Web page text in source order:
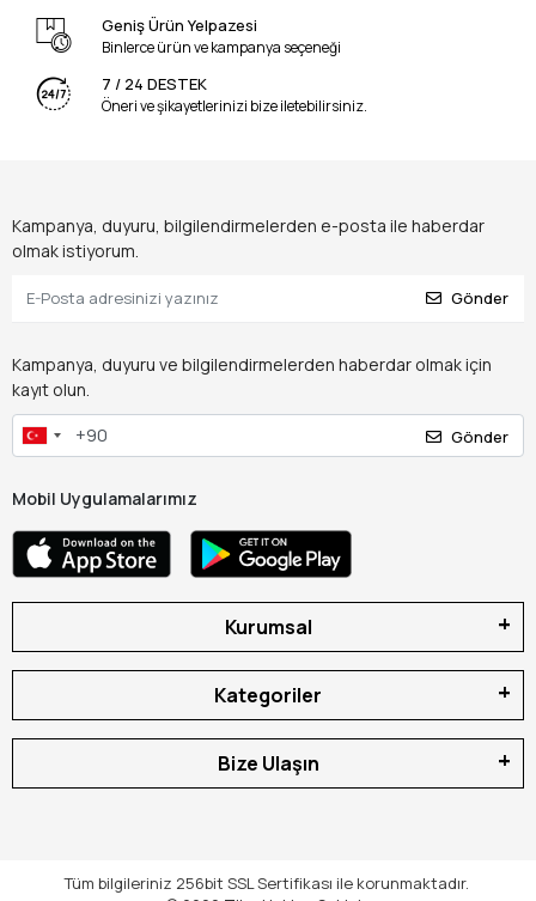
Geniş Ürün Yelpazesi
Binlerce ürün ve kampanya seçeneği
7 / 24 DESTEK
Öneri ve şikayetlerinizi bize iletebilirsiniz.
Kampanya, duyuru, bilgilendirmelerden e-posta ile haberdar
olmak istiyorum.
Gönder
Kampanya, duyuru ve bilgilendirmelerden haberdar olmak için
kayıt olun.
Gönder
Mobil Uygulamalarımız
Kurumsal
Kategoriler
Bize Ulaşın
Tüm bilgileriniz 256bit SSL Sertifikası ile korunmaktadır.